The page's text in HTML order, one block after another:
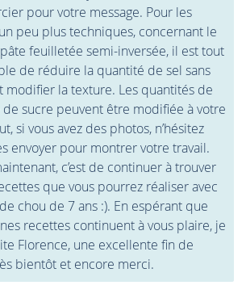
pour votre message. Pour les
peu plus techniques, concernant le
feuilletée semi-inversée, il est tout
de réduire la quantité de sel sans
modifier la texture. Les quantités de
sucre peuvent être modifiée à votre
si vous avez des photos, n’hésitez
envoyer pour montrer votre travail.
c’est de continuer à trouver
que vous pourrez réaliser avec
chou de 7 ans :). En espérant que
recettes continuent à vous plaire, je
Florence, une excellente fin de
bientôt et encore merci.